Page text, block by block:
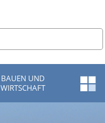
BAUEN UND
WIRTSCHAFT